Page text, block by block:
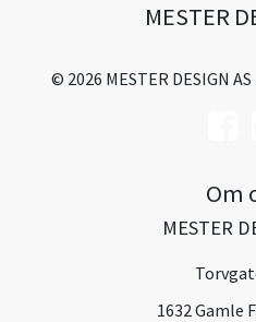
MESTER
© 2026 MESTER DESIGN
Om
MESTER
1632 Gamle